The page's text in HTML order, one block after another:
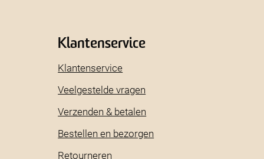
Klantenservice
Klantenservice
Veelgestelde vragen
Verzenden & betalen
Bestellen en bezorgen
Retourneren